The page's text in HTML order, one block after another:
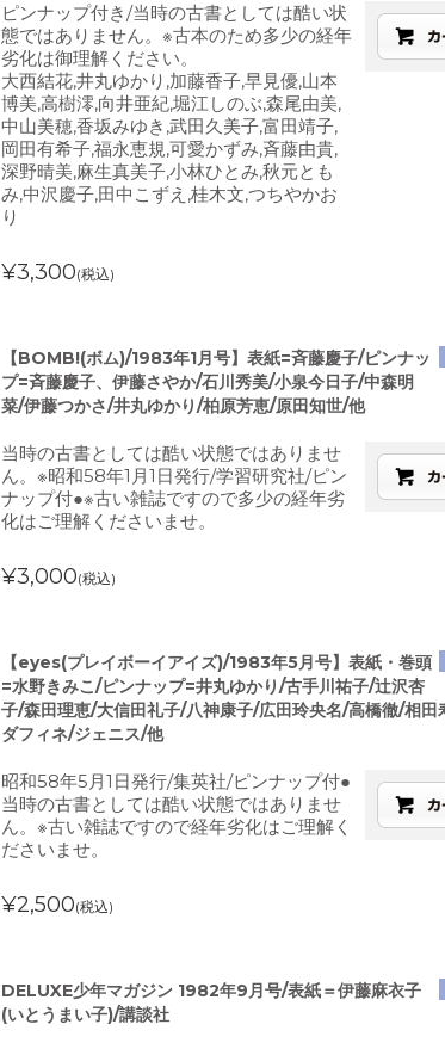
ピンナップ付き/当時の古書としては酷い状
態ではありません。※古本のため多少の経年
劣化は御理解ください。
大西結花,井丸ゆかり,加藤香子,早見優,山本
博美,高樹澪,向井亜紀,堀江しのぶ,森尾由美,
中山美穂,香坂みゆき,武田久美子,富田靖子,
岡田有希子,福永恵規,可愛かずみ,斉藤由貴,
深野晴美,麻生真美子,小林ひとみ,秋元とも
み,中沢慶子,田中こずえ,桂木文,つちやかお
り
¥3,300(税込)
【BOMB!(ボム)/1983年1月号】表紙=斉藤慶子/ピンナッ
プ=斉藤慶子、伊藤さやか/石川秀美/小泉今日子/中森明
菜/伊藤つかさ/井丸ゆかり/柏原芳恵/原田知世/他
当時の古書としては酷い状態ではありませ
ん。※昭和58年1月1日発行/学習研究社/ピン
ナップ付●※古い雑誌ですので多少の経年劣
化はご理解くださいませ。
¥3,000(税込)
【eyes(プレイボーイアイズ)/1983年5月号】表紙・巻頭
=水野きみこ/ピンナップ=井丸ゆかり/古手川祐子/辻沢杏
子/森田理恵/大信田礼子/八神康子/広田玲央名/高橋徹/相田
ダフィネ/ジェニス/他
昭和58年5月1日発行/集英社/ピンナップ付●
当時の古書としては酷い状態ではありませ
ん。※古い雑誌ですので経年劣化はご理解く
ださいませ。
¥2,500(税込)
DELUXE少年マガジン 1982年9月号/表紙＝伊藤麻衣子
(いとうまい子)/講談社